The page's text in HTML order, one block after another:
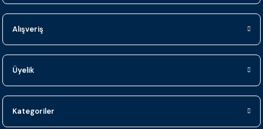
Alışveriş
Üyelik
Kategoriler